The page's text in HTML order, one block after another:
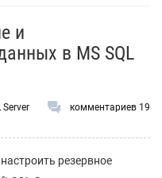
и
в MS SQL
Server комментариев 19
резервное